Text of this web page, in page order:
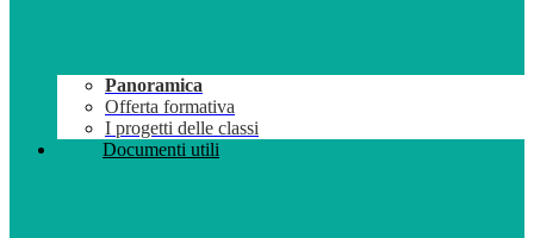
Panoramica
Offerta formativa
I progetti delle classi
Documenti utili